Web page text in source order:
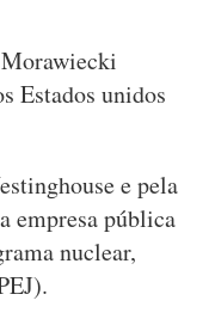
Morawiecki
Estados unidos
e pela
empresa pública
nuclear,